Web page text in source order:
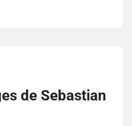
de Sebastian